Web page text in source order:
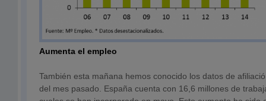
Aumenta el empleo
También esta mañana hemos conocido los datos de
del mes pasado. España cuenta con 16,6 millones de